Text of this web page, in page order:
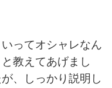
ってオシャレなん
教えてあげまし
、しっかり説明し